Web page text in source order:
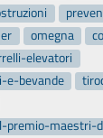
omegna
elevatori
e-bevande
maestri-